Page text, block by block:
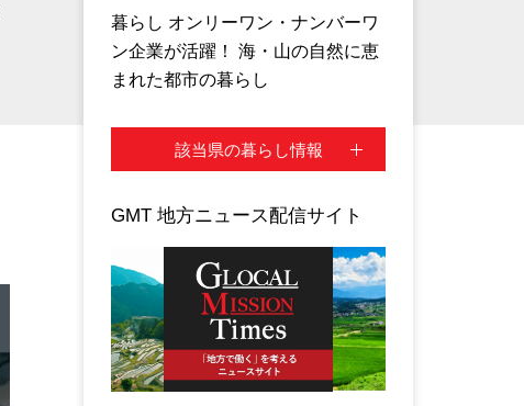
暮らし オンリーワン・ナンバーワ
ン企業が活躍！ 海・山の自然に恵
まれた都市の暮らし
該当県の暮らし情報
GMT 地方ニュース配信サイト